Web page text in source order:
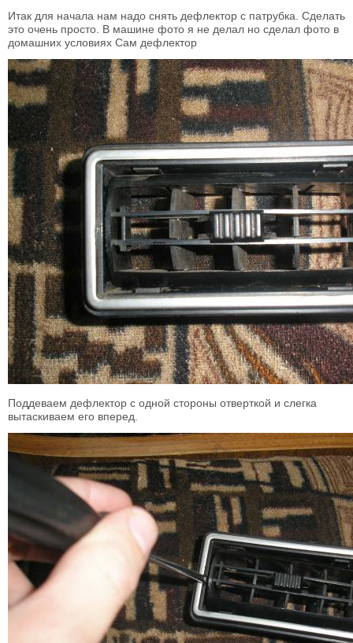
Итак для начала нам надо снять дефлектор с патрубка. Сделать
это очень просто. В машине фото я не делал но сделал фото в
домашних условиях Сам дефлектор
Поддеваем дефлектор с одной стороны отверткой и слегка
вытаскиваем его вперед.